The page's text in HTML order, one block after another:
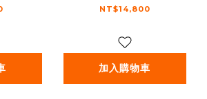
NT$14,800
加入購物車